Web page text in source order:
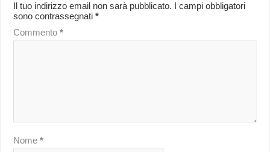
Il tuo indirizzo email non sarà pubblicato. I campi obbligatori
sono contrassegnati*
Commento*
Nome*